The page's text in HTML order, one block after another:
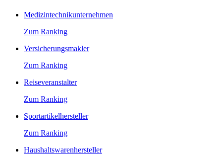
Medizintechnikunternehmen
Zum Ranking
Versicherungsmakler
Zum Ranking
Reiseveranstalter
Zum Ranking
Sportartikelhersteller
Zum Ranking
Haushaltswarenhersteller